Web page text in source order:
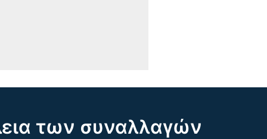
των συναλλαγών